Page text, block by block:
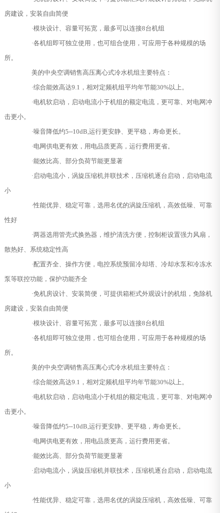
房建设，安装自由简便
·模块设计、容量可拓宽，最多可以连接8台机组
·各机组即可独立使用，也可组合使用，可应用于各种规模的场
所。
美的中央空调销售高压离心式冷水机组主要特点：
·综合能效高达9.1，相对定频机组平均年节能30%以上。
·电机软启动，启动电流小于机组的额定电流，更可靠、对电网冲
击更小。
·噪音降低约5--10dB,运行更安静、更平稳，寿命更长。
·电网供电更有效，用电品质更高，运行费用更省。
·能效比高、部分负荷节能更显著
·启动电流小，涡旋压缩机并联技术，压缩机逐台启动，启动电流
小
·性能优异、稳定可靠，选用名优的涡旋压缩机，高效低噪、可靠
性好
·两器选用管壳式换热器，维护清洗方便，控制柜设置强力风扇，
散热好、系统稳定性高
·配置齐全、操作方便，电控系统预留冷却塔、冷却水泵和冷冻水
泵等联控功能，保护功能齐全
·免机房设计、安装简便，可提供箱柜式外观设计的机组，免除机
房建设，安装自由简便
·模块设计、容量可拓宽，最多可以连接8台机组
·各机组即可独立使用，也可组合使用，可应用于各种规模的场
所。
美的中央空调销售高压离心式冷水机组主要特点：
·综合能效高达9.1，相对定频机组平均年节能30%以上。
·电机软启动，启动电流小于机组的额定电流，更可靠、对电网冲
击更小。
·噪音降低约5--10dB,运行更安静、更平稳，寿命更长。
·电网供电更有效，用电品质更高，运行费用更省。
·能效比高、部分负荷节能更显著
·启动电流小，涡旋压缩机并联技术，压缩机逐台启动，启动电流
小
·性能优异、稳定可靠，选用名优的涡旋压缩机，高效低噪、可靠